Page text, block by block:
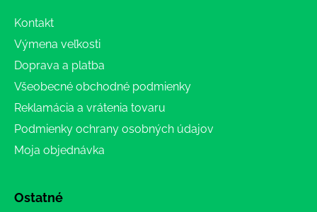
Kontakt
Výmena veľkosti
Doprava a platba
Všeobecné obchodné podmienky
Reklamácia a vrátenia tovaru
Podmienky ochrany osobných údajov
Moja objednávka
Ostatné